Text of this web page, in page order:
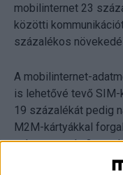
mobilinternet 23
közötti
százalékos
A mobilinternet-
is lehetővé tevő
19 százalékát pedig
M2M-kártyákkal
aránya csupán 3
forgalomhoz képest.